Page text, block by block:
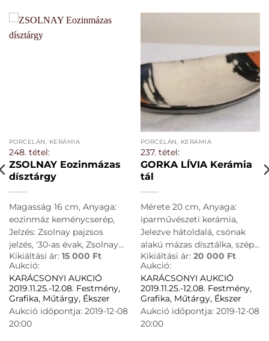
PORCELÁN, KERÁMIA
248. tétel:
ZSOLNAY Eozinmázas
dísztárgy
Magasság 16 cm, Anyaga:
eozinmáz keménycserép,
Jelzés: Zsolnay pajzsos
jelzés, '30-as évak, Zsolnay
eozinmázas dísztárgy
Kikiáltási ár: 15 000 Ft
Aukció:
KARÁCSONYI AUKCIÓ
2019.11.25.-12.08. Festmény,
Grafika, Műtárgy, Ékszer
Aukció időpontja: 2019-12-08
20:00
PORCELÁN, KERÁMIA
237. tétel:
GORKA LÍVIA Kerámia
tál
Mérete 20 cm, Anyaga:
iparművészeti kerámia,
Jelezve hátoldalá, csónak
alakú mázas dísztálka, szép
állpotban
Kikiáltási ár: 20 000 Ft
Aukció:
KARÁCSONYI AUKCIÓ
2019.11.25.-12.08. Festmény,
Grafika, Műtárgy, Ékszer
Aukció időpontja: 2019-12-08
20:00